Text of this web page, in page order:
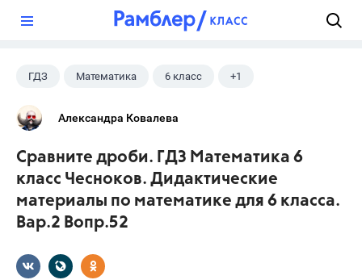
ГДЗ Математика 6 класс +1
Чесноков А.С.
Александра Ковалева
Сравните дроби. ГДЗ Математика 6
класс Чесноков. Дидактические
материалы по математике для 6 класса.
Вар.2 Вопр.52